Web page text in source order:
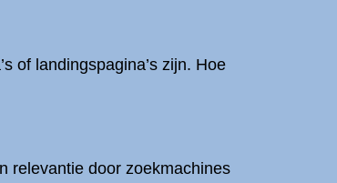
of landingspagina’s zijn. Hoe
relevantie door zoekmachines